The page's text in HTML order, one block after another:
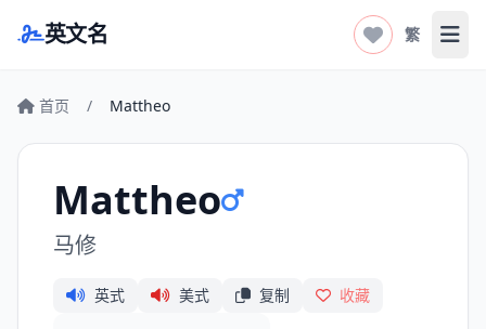
英文名 繁 打
首页 / Mattheo
Mattheo
马修
英式 美式 复制 收藏